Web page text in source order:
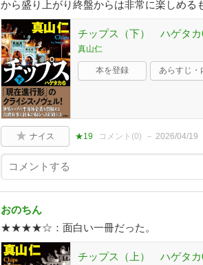
から盛り上がり終盤からは非常に楽しめる
チップス（下） ハゲタカ
真山仁
本を登録 あらすじ・
ナイス ★19 コメント(0) 2026/04/19
おのちん
★★★★☆：面白い一冊だった。
チップス（上） ハゲタカ